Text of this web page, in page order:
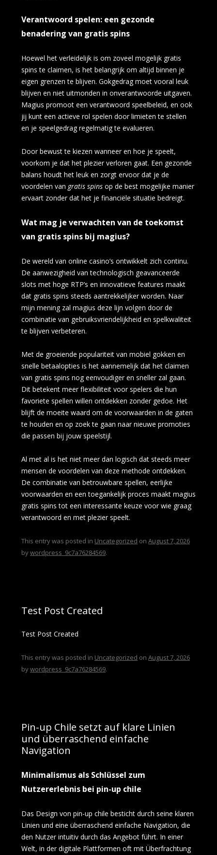
Verantwoord spelen: een gezonde
benadering van gratis spins
Hoewel het verleidelijk is om zoveel mogelijk gratis
spins te claimen, is het belangrijk om altijd binnen je
eigen grenzen te blijven. Gokgedrag moet vooral leuk
blijven en niet uitmonden in onverantwoorde uitgaven.
Magius promoot een verantwoord speelbeleid, en ook
jij kunt een actieve rol spelen door limieten te stellen
en je speelgedrag regelmatig te evalueren.
Door bewust te kiezen wanneer en hoe je speelt,
voorkom je dat het plezier verloren gaat. Een gezonde
balans houdt het leuk en zorgt ervoor dat je de
voordelen van gratis spins op de best mogelijke manier
ervaart zonder dat het je financiële situatie bedreigt.
Wat mag je verwachten van de toekomst
van gratis spins bij magius?
De wereld van online casino’s ontwikkelt zich continu.
De aanwezigheid van technologisch geavanceerde
slots met hoge RTP’s en innovatieve features maakt
dat gratis spins steeds aantrekkelijker worden. Naar
mijn mening zal magius deze lijn volgen door de
combinatie van gebruiksvriendelijkheid en spelkwaliteit
te blijven verbeteren.
Met de groeiende populariteit van mobiel gokken en
snelle betaalopties is het aannemelijk dat het claimen
van gratis spins nog eenvoudiger en sneller zal gaan.
Dit betekent meer flexibiliteit voor spelers die hun
favoriete spellen willen ontdekken zonder gedoe. Het
blijft de moeite waard om de voorwaarden in de gaten
te houden en op zoek te gaan naar nieuwe promoties
die passen bij jouw speelstijl.
Al met al is het niet meer dan logisch dat steeds meer
mensen de voordelen van deze methode ontdekken.
De combinatie van betrouwbare spellen, eerlijke
voorwaarden en een toegankelijk proces maakt magius
gratis spins tot een interessante keuze voor wie graag
verantwoord en met plezier speelt.
This entry was posted in Uncategorized on August 7, 2026
bywordpress_9c7a76284569.
Test Post Created
Test Post Created
This entry was posted in Uncategorized on August 7, 2026
bywordpress_9c7a76284569.
Pin-up Chile setzt auf klare Linien
und überraschend einfache
Navigation
Minimalismus als Schlüssel zum
Nutzererlebnis bei pin-up chile
Das Design von pin-up chile besticht durch seine klaren
Linien und eine überraschend einfache Navigation, die
den Nutzer intuitiv durch das Angebot führt. In einer
Welt, in der digitale Plattformen oft mit Überfrachtung